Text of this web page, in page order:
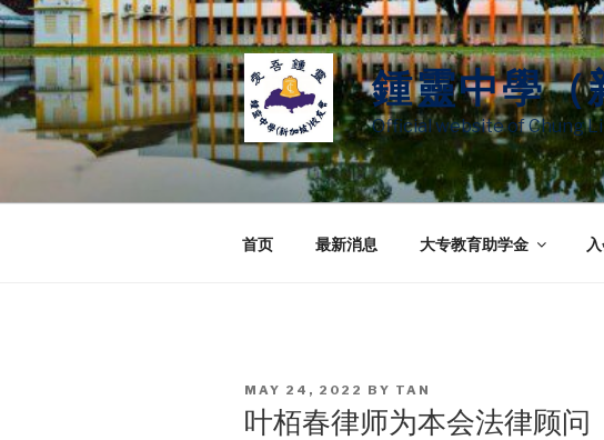
Skip
to
content
鍾靈中學（
Official website of Chung
首页 最新消息 大专教育助学金
POSTED
ON
MAY 24, 2022 BY TAN
叶栢春律师为本会法律顾问